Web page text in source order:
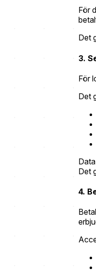
För
Det
3.
För
Det
Det
4.